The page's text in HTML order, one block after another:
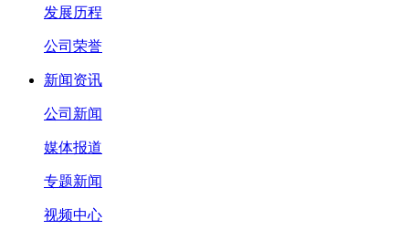
发展历程
公司荣誉
新闻资讯
公司新闻
媒体报道
专题新闻
视频中心